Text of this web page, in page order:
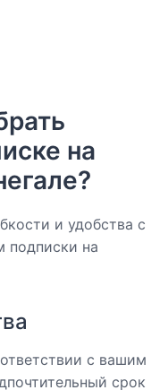
на
и удобства с
подписки на
с вашим
срок